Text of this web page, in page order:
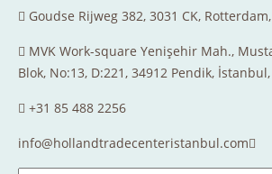
Goudse Rijweg 382, 3031 CK,
MVK Work-square Yenişehir Mah.,
Blok, No:13, D:221, 34912 Pendik,
+31 85 488 2256
info@hollandtradecenteristanbul.com